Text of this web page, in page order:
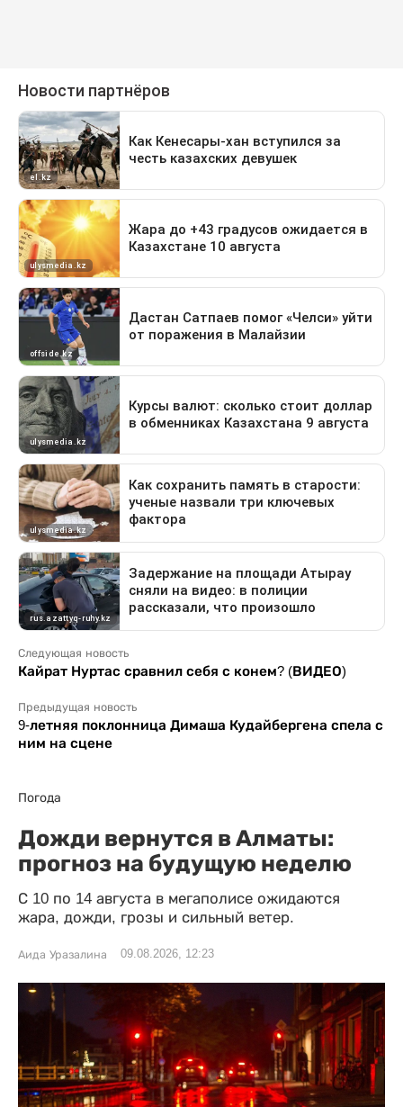
Следующая новость
Кайрат Нуртас сравнил себя с конем? (ВИДЕО)
Предыдущая новость
9-летняя поклонница Димаша Кудайбергена спела с
ним на сцене
Погода
Дожди вернутся в Алматы:
прогноз на будущую неделю
С 10 по 14 августа в мегаполисе ожидаются
жара, дожди, грозы и сильный ветер.
Аида Уразалина 09.08.2026, 12:23